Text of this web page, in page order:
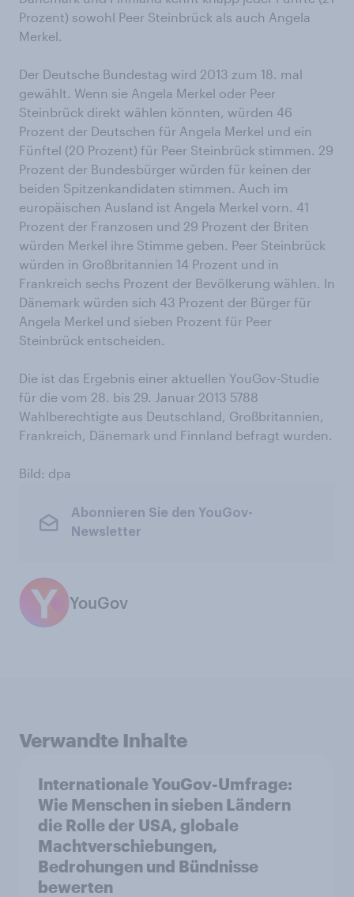
Prozent) sowohl Peer Steinbrück als auch Angela
Merkel.
Der Deutsche Bundestag wird 2013 zum 18. mal
gewählt. Wenn sie Angela Merkel oder Peer
Steinbrück direkt wählen könnten, würden 46
Prozent der Deutschen für Angela Merkel und ein
Fünftel (20 Prozent) für Peer Steinbrück stimmen. 29
Prozent der Bundesbürger würden für keinen der
beiden Spitzenkandidaten stimmen. Auch im
europäischen Ausland ist Angela Merkel vorn. 41
Prozent der Franzosen und 29 Prozent der Briten
würden Merkel ihre Stimme geben. Peer Steinbrück
würden in Großbritannien 14 Prozent und in
Frankreich sechs Prozent der Bevölkerung wählen. In
Dänemark würden sich 43 Prozent der Bürger für
Angela Merkel und sieben Prozent für Peer
Steinbrück entscheiden.
Die ist das Ergebnis einer aktuellen YouGov-Studie
für die vom 28. bis 29. Januar 2013 5788
Wahlberechtigte aus Deutschland, Großbritannien,
Frankreich, Dänemark und Finnland befragt wurden.
Bild: dpa
Abonnieren Sie den YouGov-
Newsletter
YouGov
Verwandte Inhalte
Internationale YouGov-Umfrage:
Wie Menschen in sieben Ländern
die Rolle der USA, globale
Machtverschiebungen,
Bedrohungen und Bündnisse
bewerten